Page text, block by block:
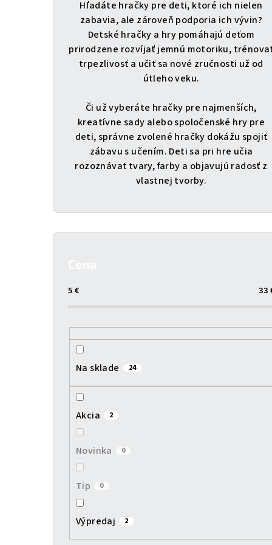
Hľadáte hračky pre deti, ktoré ich nielen
zabavia, ale zároveň podporia ich vývin?
Detské hračky a hry pomáhajú deťom
prirodzene rozvíjať jemnú motoriku,
trpezlivosť a učiť sa nové zručnosti už od
útleho veku.
Či už vyberáte hračky pre najmenších,
kreatívne sady alebo spoločenské hry pre
deti, správne zvolené hračky dokážu spojiť
zábavu s učením. Deti sa pri hre učia
rozoznávať tvary, farby a objavujú radosť z
vlastnej tvorby.
B
5 € 33
Na sklade 24
Akcia 2
Novinka 0
Tip 0
Výpredaj 2